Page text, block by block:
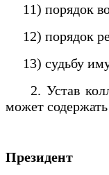
11) порядок
12) порядок
13) судьбу
2. Устав
может
Президент